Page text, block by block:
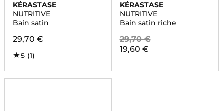
KÉRASTASE
NUTRITIVE
Bain satin
29,70 €
5 (1)
KÉRASTASE
NUTRITIVE
Bain satin riche
29,70 €
19,60 €